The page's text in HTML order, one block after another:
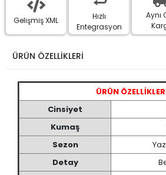
Gelişmiş XML
Hızlı
Entegrasyon
Aynı
ÜRÜN ÖZELLİKLERİ
ÜRÜN
Cinsiyet
Kumaş
Sezon
Detay